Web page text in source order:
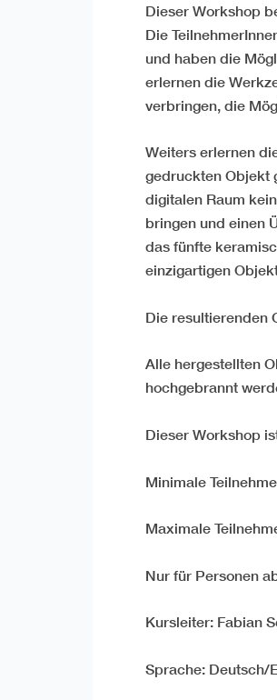
Dieser Workshop
Die
und haben die
erlernen die
verbringen, die
Weiters erlernen
gedruckten Objekt
digitalen Raum
bringen und einen
das fünfte
einzigartigen
Die resultierenden
Alle hergestellten
hochgebrannt
Dieser Workshop
Minimale
Maximale
Nur für Personen
Kursleiter: Fabian
Sprache: Deutsch/